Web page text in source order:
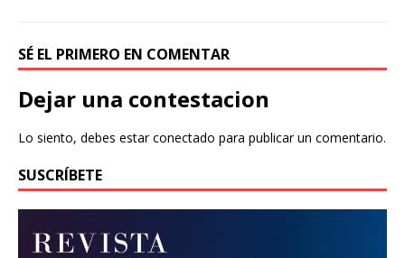
SÉ EL PRIMERO EN COMENTAR
Dejar una contestacion
Lo siento, debes estarconectado para publicar un comentario.
SUSCRÍBETE